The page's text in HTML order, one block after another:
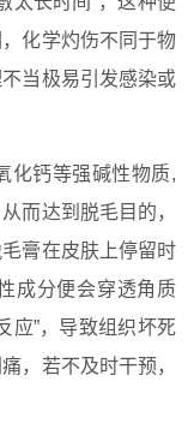
化学灼伤不同于物
当极易引发感染或
化钙等强碱性物质,
而达到脱毛目的，
膏在皮肤上停留时
成分便会穿透角质
应”，导致组织坏死
，若不及时干预，